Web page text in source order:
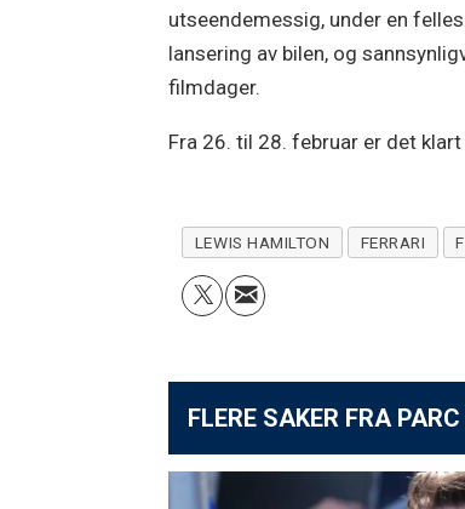
utseendemessig, under en
lansering av bilen, og
filmdager.
Fra 26. til 28. februar er det
LEWIS HAMILTON FERRARI
FLERE SAKER FRA PARC